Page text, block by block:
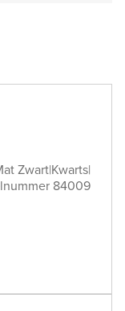
Zwart|Kwarts|
84009